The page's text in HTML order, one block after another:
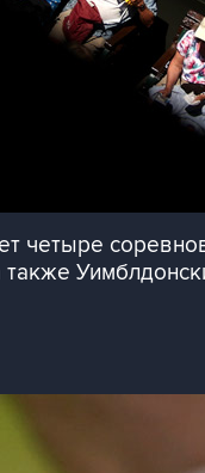
четыре